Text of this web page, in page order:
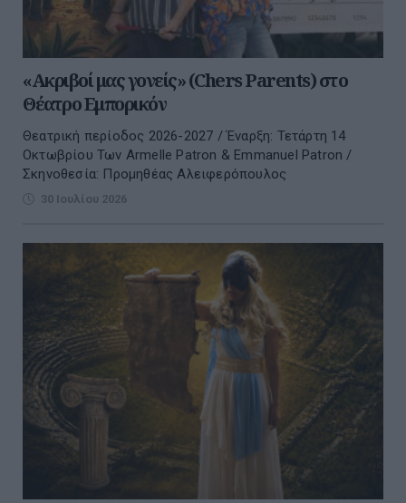
«Ακριβοί μας γονείς» (Chers Parents) στο
Θέατρο Εμπορικόν
Θεατρική περίοδος 2026-2027 / Έναρξη: Τετάρτη 14
Οκτωβρίου Των Armelle Patron & Emmanuel Patron /
Σκηνοθεσία: Προμηθέας Αλειφερόπουλος
30 Ιουλίου 2026